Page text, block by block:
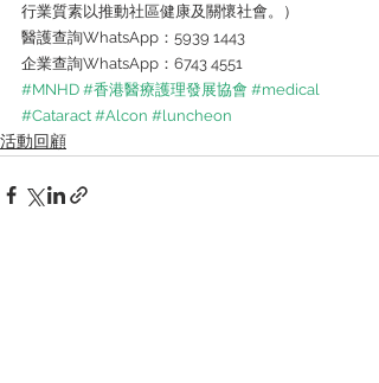
行業質素以推動社區健康及關懷社會。）
醫護查詢WhatsApp：5939 1443
企業查詢WhatsApp：6743 4551
#MNHD #香港醫療護理發展協會 #medical
#Cataract #Alcon #luncheon
活動回顧